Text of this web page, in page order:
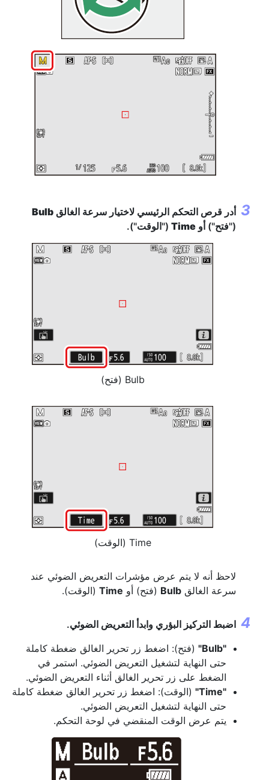
أدر قرص التحكم الرئيسي لاختيار سرعة الغالق Bulb
("فتح") أو Time ("الوقت").
Bulb (فتح)
Time (الوقت)
لاحظ أنه لا يتم عرض مؤشرات التعريض الضوئي عند
سرعة الغالق Bulb (فتح) أو Time (الوقت).
اضبط التركيز البؤري وابدأ التعريض الضوئي.
"Bulb"
(فتح): اضغط زر تحرير الغالق ضغطة كاملة
حتى النهاية لتشغيل التعريض الضوئي. استمر في
الضغط على زر تحرير الغالق أثناء التعريض الضوئي.
"Time"
(الوقت): اضغط زر تحرير الغالق ضغطة كاملة
حتى النهاية لتشغيل التعريض الضوئي.
يتم عرض الوقت المنقضي في لوحة التحكم.